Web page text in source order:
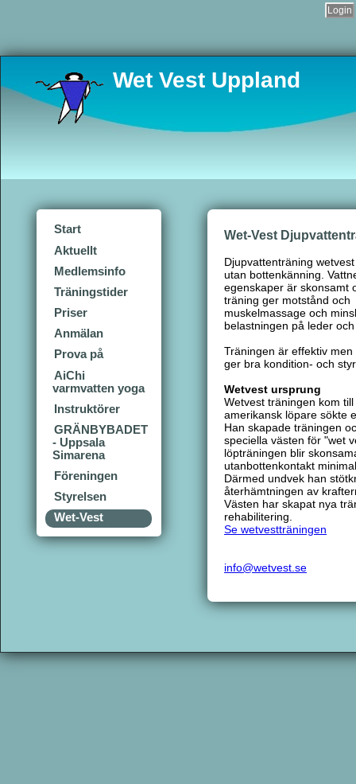
Wet Vest Uppland
Start
Aktuellt
Medlemsinfo
Träningstider
Priser
Anmälan
Prova på
AiChi
varmvatten yoga
Instruktörer
GRÄNBYBADET
- Uppsala
Simarena
Föreningen
Styrelsen
Wet-Vest
Wet-Vest
Djupvattenträning
utan bottenkänning.
egenskaper är skonsamt
träning ger motstånd och
muskelmassage och
belastningen på leder
Träningen är effektiv
ger bra kondition- och
Wetvest ursprung
Wetvest träningen kom
amerikansk löpare sökte
Han skapade träningen
speciella västen för "wet
löpträningen blir
utanbottenkontakt
Därmed undvek han
återhämtningen av
Västen har skapat nya
rehabilitering.
Se wetvestträningen
info@wetvest.se
Login